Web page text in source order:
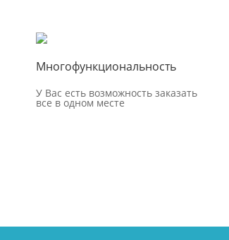
Многофункциональность
У Вас есть возможность заказать
все в одном месте